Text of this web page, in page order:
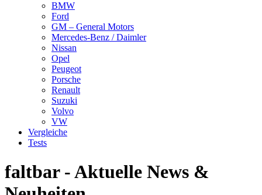
BMW
Ford
GM – General Motors
Mercedes-Benz / Daimler
Nissan
Opel
Peugeot
Porsche
Renault
Suzuki
Volvo
VW
Vergleiche
Tests
faltbar - Aktuelle News &